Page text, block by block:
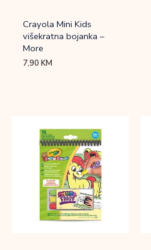
Crayola Mini Kids
višekratna bojanka –
More
7,90KM